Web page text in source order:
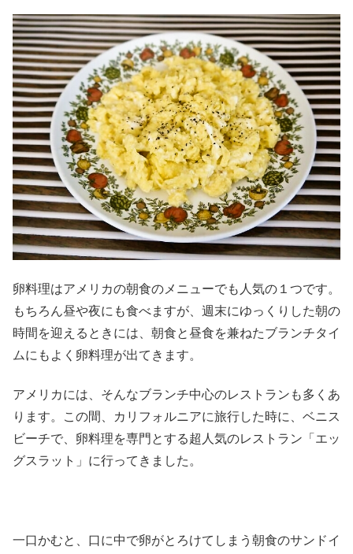
卵料理はアメリカの朝食のメニューでも人気の１つです。
もちろん昼や夜にも食べますが、週末にゆっくりした朝の
時間を迎えるときには、朝食と昼食を兼ねたブランチタイ
ムにもよく卵料理が出てきます。
アメリカには、そんなブランチ中心のレストランも多くあ
ります。この間、カリフォルニアに旅行した時に、ベニス
ビーチで、卵料理を専門とする超人気のレストラン「エッ
グスラット」に行ってきました。
一口かむと、口に中で卵がとろけてしまう朝食のサンドイ